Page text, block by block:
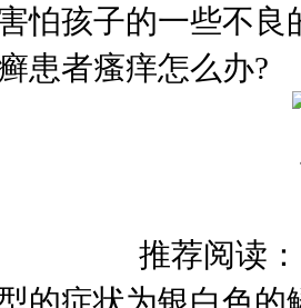
怕孩子的一些不
患者瘙痒怎么办?
推荐阅读：